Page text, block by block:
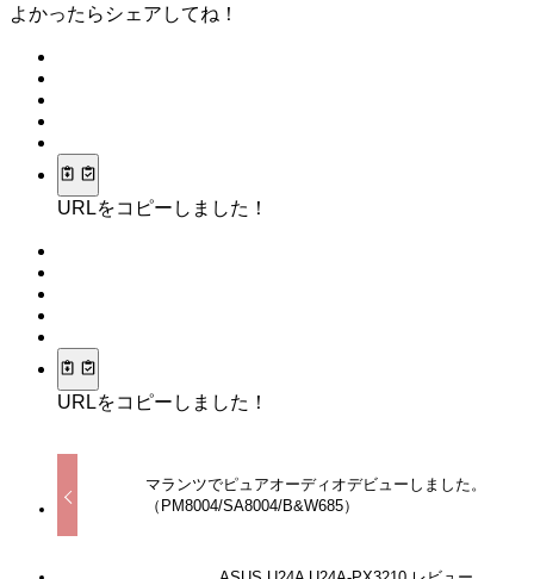
よかったらシェアしてね！
URLをコピーしました！
URLをコピーしました！
マランツでピュアオーディオデビューしました。
（PM8004/SA8004/B&W685）